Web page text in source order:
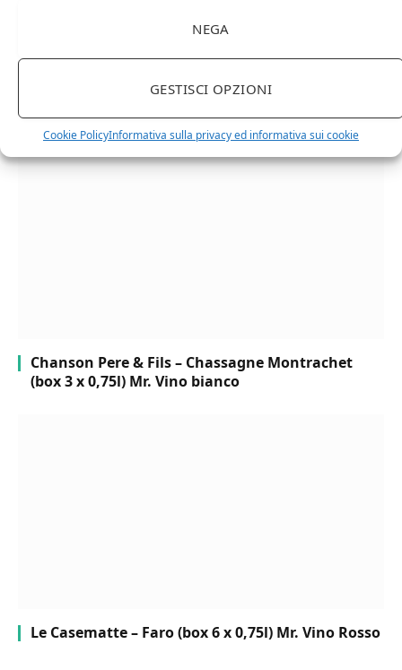
NEGA
GESTISCI OPZIONI
Cookie PolicyInformativa sulla privacy ed informativa sui cookie
Cipriani Arrigo, Vino Rosso Veneto IGT 2015,
Chanson Pere & Fils – Chassagne Montrachet
(box 3 x 0,75l) Mr. Vino bianco
Le Casematte – Faro (box 6 x 0,75l) Mr. Vino Rosso